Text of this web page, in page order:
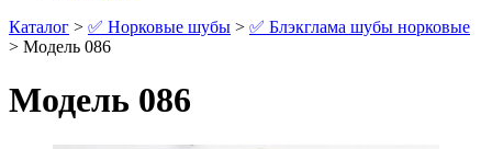
Каталог > ✅ Норковые шубы > ✅ Блэкглама шубы норковые
> Модель 086
Модель 086